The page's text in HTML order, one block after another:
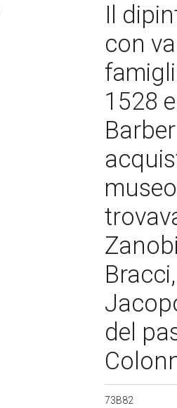
Il
con
1528
del
73B82